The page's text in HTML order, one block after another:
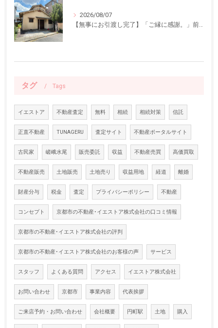
2026/08/07
【無事にお引渡し完了】「ご縁に感謝。」前回ご紹介した中古一戸建てのお引渡しが終了しました
タグ Tags
イエストア 不動産査定 無料 相続 相続対策 信託
正直不動産 TUNAGERU 査定サイト 不動産ポータルサイト
古民家 嵯峨水尾 販売委託 収益 不動産売買 高価買取
不動産販売 土地販売 土地売り 収益用地 経道 離婚
財産分与 税金 査定 プライバシーポリシー 不動産
コンセプト 京都市の不動産･イエストア株式会社の口コミ情報
京都市の不動産･イエストア株式会社の評判
京都市の不動産･イエストア株式会社のお客様の声 サービス
スタッフ よくある質問 アクセス イエストア株式会社
お問い合わせ 京都市 事業内容 代表挨拶
ご来店予約・お問い合わせ 会社概要 円町駅 土地 購入